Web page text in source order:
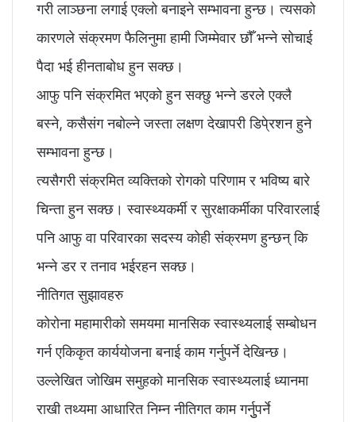
गरी लाञ्छना लगाई एक्लो बनाइने सम्भावना हुन्छ। त्यसको
कारणले संक्रमण फैलिनुमा हामी जिम्मेवार छौँ भन्ने सोचाई
पैदा भई हीनताबोध हुन सक्छ।
आफु पनि संक्रमित भएको हुन सक्छु भन्ने डरले एक्लै
बस्ने, कसैसंग नबोल्ने जस्ता लक्षण देखापरी डिपे्रशन हुने
सम्भावना हुन्छ।
त्यसैगरी संक्रमित व्यक्तिको रोगको परिणाम र भविष्य बारे
चिन्ता हुन सक्छ। स्वास्थ्यकर्मी र सुरक्षाकर्मीका परिवारलाई
पनि आफु वा परिवारका सदस्य कोही संक्रमण हुन्छन् कि
भन्ने डर र तनाव भईरहन सक्छ।
नीतिगत सुझावहरु
कोरोना महामारीको समयमा मानसिक स्वास्थ्यलाई सम्बोधन
गर्न एकिकृत कार्ययोजना बनाई काम गर्नुपर्ने देखिन्छ।
उल्लेखित जोखिम समुहको मानसिक स्वास्थ्यलाई ध्यानमा
राखी तथ्यमा आधारित निम्न नीतिगत काम गर्नुुपर्ने